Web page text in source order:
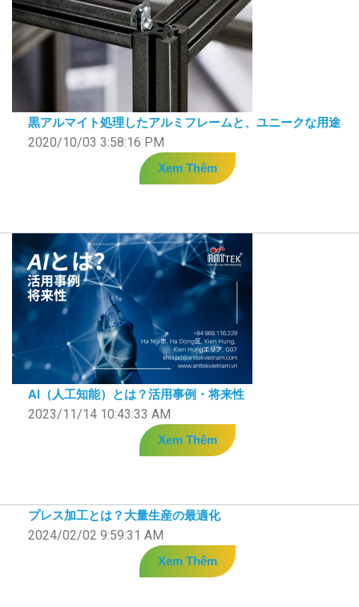
黒アルマイト処理したアルミフレームと、ユニークな用途
2020/10/03 3:58:16 PM
Xem Thêm
AI（人工知能）とは？活用事例・将来性
2023/11/14 10:43:33 AM
Xem Thêm
プレス加工とは？大量生産の最適化
2024/02/02 9:59:31 AM
Xem Thêm